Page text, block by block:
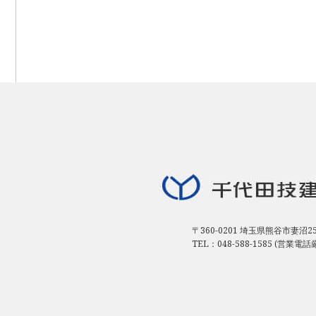
〒360-0201 埼玉県熊谷市妻沼
TEL：048-588-1585 (営業電話